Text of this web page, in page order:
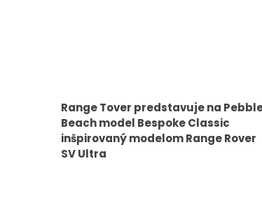
Range Tover predstavuje na
Beach model Bespoke Classic
inšpirovaný modelom Range Rover
SV Ultra